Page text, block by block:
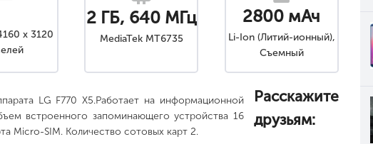
x 3120
2 ГБ, 640 МГц
MediaTek MT6735
2800 мАч
Li-Ion (Литий-ионный),
Съемный
LG F770 X5.Работает на информационной
встроенного запоминающего устройства 16
Micro-SIM. Количество сотовых карт 2.
Расскажите
друзьям: